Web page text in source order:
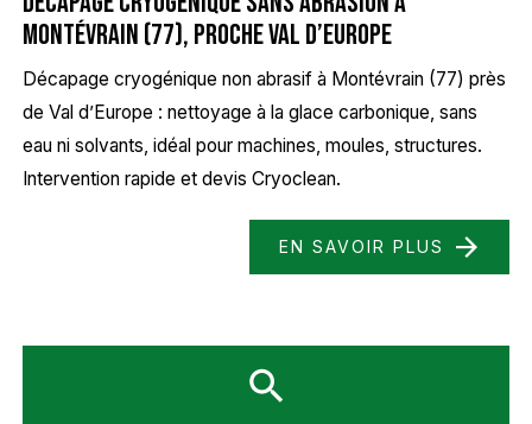
Montévrain (77), proche Val d’Europe
Décapage cryogénique non abrasif à Montévrain (77) près
de Val d’Europe : nettoyage à la glace carbonique, sans
eau ni solvants, idéal pour machines, moules, structures.
Intervention rapide et devis Cryoclean.
EN SAVOIR PLUS